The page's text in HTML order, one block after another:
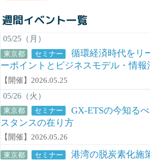
週間イベント一覧
05/25（月）
東京都 セミナー
循環経済時代をリ
ーポイントとビジネスモデル・情報
【開催】2026.05.25
05/26（火）
東京都 セミナー
GX-ETSの今知る
スタンスの在り方
【開催】2026.05.26
東京都 セミナー
港湾の脱炭素化施